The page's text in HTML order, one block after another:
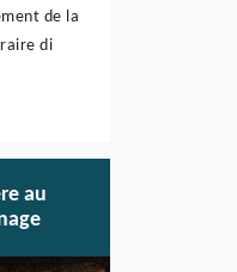
de la
di
au